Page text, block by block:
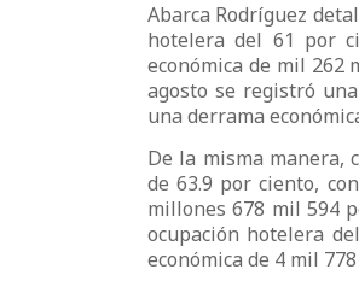
Abarca Rodríguez
hotelera del 61 por
económica de mil 262
agosto se registró
una derrama
De la misma manera,
de 63.9 por ciento,
millones 678 mil 594
ocupación hotelera
económica de 4 mil